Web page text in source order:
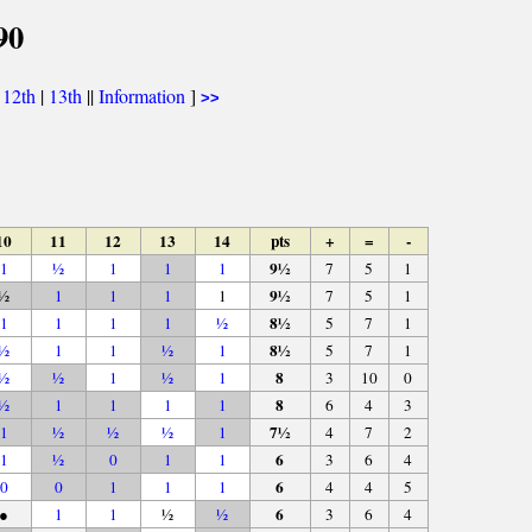
12th | 13th ||Information ] >>
11 12 13 14 pts + = -
1 ½ 1 1 1 9½ 7 5
1
1 1 1 1 9½ 7 5
1
1 1 1 1 ½ 8½ 5 7
1
1 1 ½ 1 8½ 5 7
1
½ 1 ½ 1 8 3 10
0
1 1 1 1 8 6 4
3
1 ½ ½ ½ 1 7½ 4 7
2
1 ½ 0 1 1 6 3 6
4
0 0 1 1 1 6 4 4
5
● 1 1 ½ ½ 6 3 6
4